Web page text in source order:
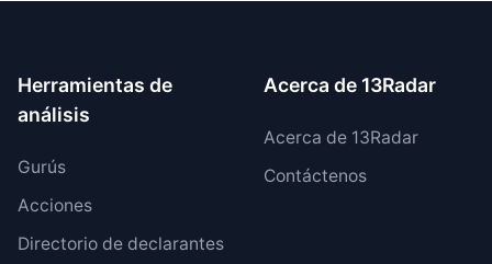
Herramientas de
análisis
Gurús
Acciones
Directorio de declarantes
Acerca de 13Radar
Acerca de 13Radar
Contáctenos